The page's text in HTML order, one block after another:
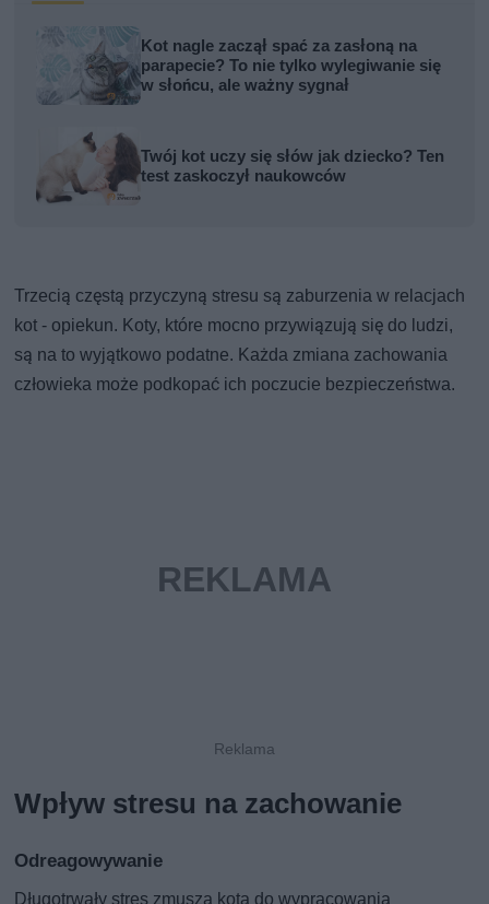
Kot nagle zaczął spać za zasłoną na
parapecie? To nie tylko wylegiwanie się
w słońcu, ale ważny sygnał
Twój kot uczy się słów jak dziecko? Ten
test zaskoczył naukowców
Trzecią częstą przyczyną stresu są zaburzenia w relacjach
kot - opiekun. Koty, które mocno przywiązują się do ludzi,
są na to wyjątkowo podatne. Każda zmiana zachowania
człowieka może podkopać ich poczucie bezpieczeństwa.
Wpływ stresu na zachowanie
Odreagowywanie
Długotrwały stres zmusza kota do wypracowania